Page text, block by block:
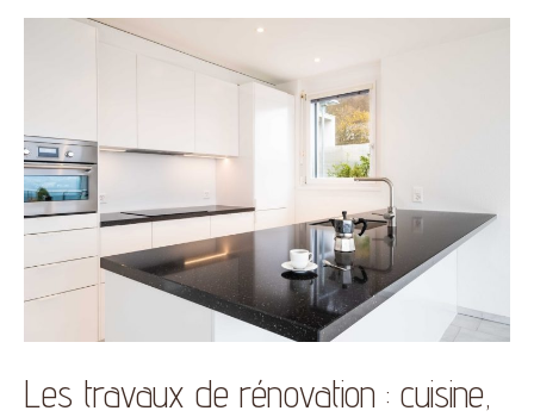
Les travaux de rénovation : cuisine,